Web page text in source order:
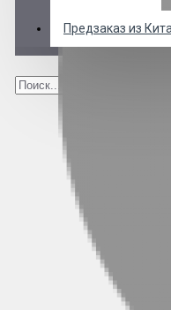
Предзаказ из